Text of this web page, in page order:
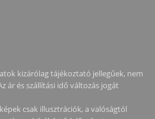
kizárólag tájékoztató jellegűek, nem
ár és szállítási idő változás jogát
csak illusztrációk, a valóságtól